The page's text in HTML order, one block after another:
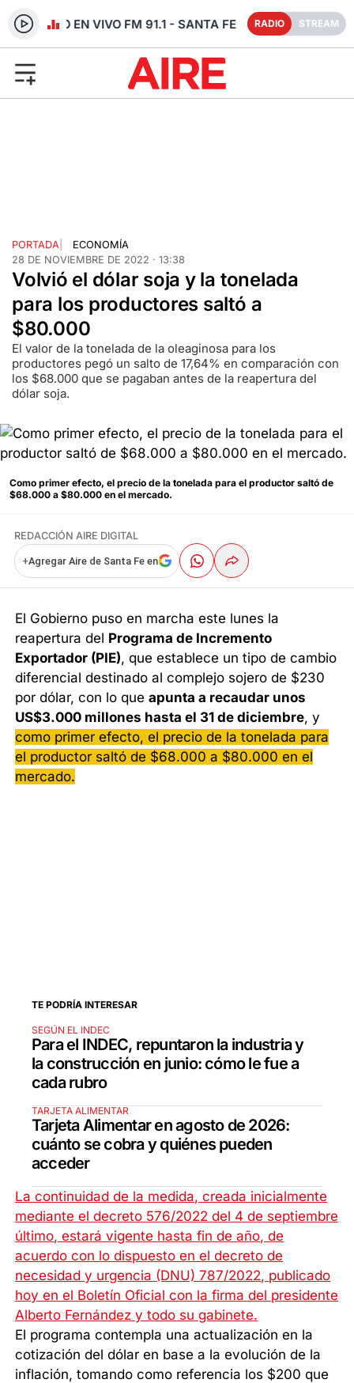
RADIO EN VIVO FM 91.1 - SANTA FE RADIO STREAM
PORTADA
ECONOMÍA
28 DE NOVIEMBRE DE 2022 · 13:38
Volvió el dólar soja y la tonelada
para los productores saltó a
$80.000
El valor de la tonelada de la oleaginosa para los
productores pegó un salto de 17,64% en comparación con
los $68.000 que se pagaban antes de la reapertura del
dólar soja.
Como primer efecto, el precio de la tonelada para el productor saltó de
$68.000 a $80.000 en el mercado.
REDACCIÓN AIRE DIGITAL
+Agregar Aire de Santa Fe en
El Gobierno puso en marcha este lunes la
reapertura del Programa de Incremento
Exportador (PIE), que establece un tipo de cambio
diferencial destinado al complejo sojero de $230
por dólar, con lo queapunta a recaudar unos
US$3.000 millones hasta el 31 de diciembre, y
como primer efecto, el precio de la tonelada para
el productor saltó de $68.000 a $80.000 en el
mercado.
TE PODRÍA INTERESAR
SEGÚN EL INDEC
Para el INDEC, repuntaron la industria y
la construcción en junio: cómo le fue a
cada rubro
TARJETA ALIMENTAR
Tarjeta Alimentar en agosto de 2026:
cuánto se cobra y quiénes pueden
acceder
La continuidad de la medida, creada inicialmente
mediante el decreto 576/2022 del 4 de septiembre
último, estará vigente hasta fin de año, de
acuerdo con lo dispuesto en el decreto de
necesidad y urgencia (DNU) 787/2022, publicado
hoy en el Boletín Oficial con la firma del presidente
Alberto Fernández y todo su gabinete.
El programa contempla una actualización en la
cotización del dólar en base a la evolución de la
inflación, tomando como referencia los $200 que